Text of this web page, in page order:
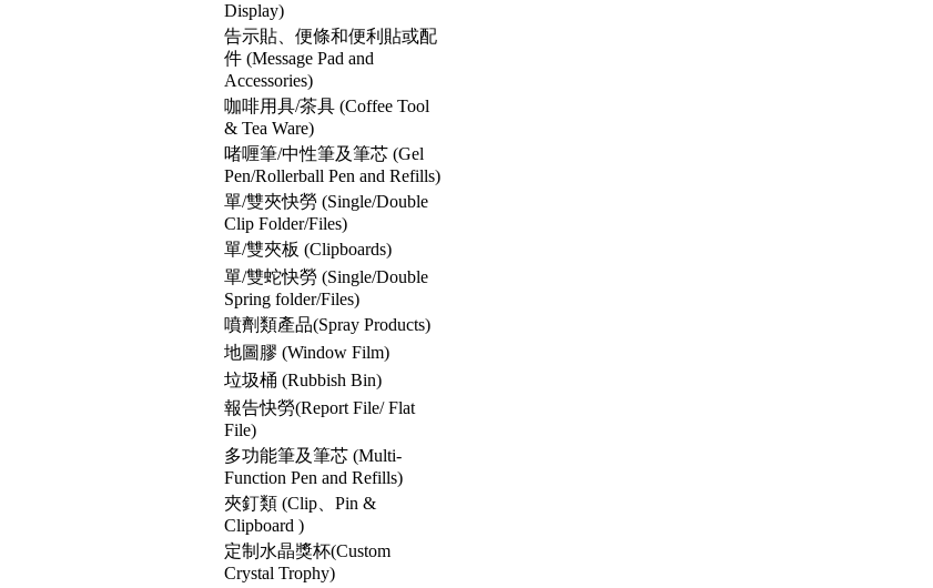
Display)
告示貼、便條和便利貼或配
件 (Message Pad and
Accessories)
咖啡用具/茶具 (Coffee Tool
& Tea Ware)
啫喱筆/中性筆及筆芯 (Gel
Pen/Rollerball Pen and Refills)
單/雙夾快勞 (Single/Double
Clip Folder/Files)
單/雙夾板 (Clipboards)
單/雙蛇快勞 (Single/Double
Spring folder/Files)
噴劑類產品(Spray Products)
地圖膠 (Window Film)
垃圾桶 (Rubbish Bin)
報告快勞(Report File/ Flat
File)
多功能筆及筆芯 (Multi-
Function Pen and Refills)
夾釘類 (Clip、Pin &
Clipboard )
定制水晶獎杯(Custom
Crystal Trophy)